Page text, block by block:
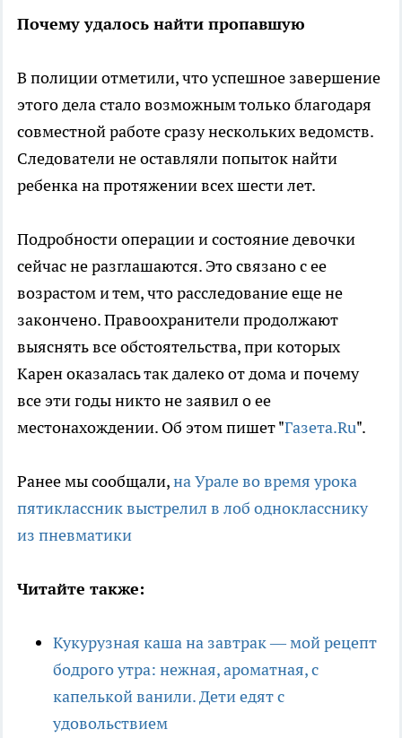
Почему удалось найти пропавшую
В полиции отметили, что успешное завершение
этого дела стало возможным только благодаря
совместной работе сразу нескольких ведомств.
Следователи не оставляли попыток найти
ребенка на протяжении всех шести лет.
Подробности операции и состояние девочки
сейчас не разглашаются. Это связано с ее
возрастом и тем, что расследование еще не
закончено. Правоохранители продолжают
выяснять все обстоятельства, при которых
Карен оказалась так далеко от дома и почему
все эти годы никто не заявил о ее
местонахождении. Об этом пишет "Газета.Ru".
Ранее мы сообщали,на Урале во время урока
пятиклассник выстрелил в лоб однокласснику
из пневматики
Читайте также:
Кукурузная каша на завтрак — мой рецепт
бодрого утра: нежная, ароматная, с
капелькой ванили. Дети едят с
удовольствием